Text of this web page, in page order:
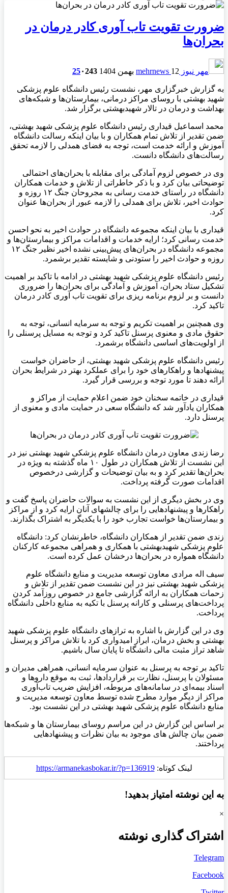
ضرورت تقویت تاب آوری کادر درمان در
بحران‌ها
مهر نیوز mehrnews 12 بهمن 1404 25۰243
به گزارش خبرگزاری مهر، نشست رئیس دانشگاه علوم پزشکی
شهید بهشتی با روسای مراکز درمانی، بیمارستان‌ها و شبکه‌های
بهداشت و درمان در تالار شهیدبهشتی برگزار شد.
محمد اسماعیل قیداری رئیس دانشگاه علوم پزشکی شهید بهشتی،
ضمن تقدیر از تلاش تمام همکاران و با بیان اینکه رسالت دانشگاه
آموزش و ارائه خدمت است، توجه به فضای همدلی را لازمه تحقق
رسالت‌های دانشگاه دانست.
وی در خصوص لزوم آمادگی برای مقابله با بحران‌های احتمالی
توضیحاتی بیان کرد و با ذکر خاطراتی از تلاش و خدمات همکاران
دانشگاه در راستای خدمت رسانی به مجروحان جنگ ۱۲ روزه و
حوادث اخیر، تلاش برای همدلی را لازمه عبور از بحران‌ها عنوان
کرد.
قیداری با بیان اینکه مجموعه دانشگاه در حوادث اخیر به نحو احسن
خدمت رسانی کرد؛ ارایه خدمات و اقدامات مراکز و بیمارستان‌ها و
مجموعه دانشگاه در بحران‌های پیش‌بینی نشده اخیر نظیر جنگ ۱۲
روزه و حوادث اخیر را ستودنی و شایسته تقدیر برشمرد.
رئیس دانشگاه علوم پزشکی شهید بهشتی در ادامه با تاکید بر اهمیت
تشکیل ستاد بحران، آموزش و آمادگی برای بحران‌ها را ضروری
دانست و بر لزوم برنامه ریزی برای تقویت تاب آوری کادر درمان
تاکید کرد.
وی همچنین بر اهمیت تکریم و توجه به سرمایه انسانی، توجه به
حقوق مادی و معنوی پرسنل تاکید کرد و توجه به مسایل پرسنلی را
از اولویت‌های اساسی دانشگاه برشمرد.
رئیس دانشگاه علوم پزشکی شهید بهشتی، از حاضران خواست
پیشنهادها و راهکارهای خود را برای عملکرد بهتر در شرایط بحران
ارائه دهند تا مورد توجه و بررسی قرار گیرد.
قیداری در خاتمه سخنان خود ضمن اعلام حمایت از مراکز و
همکاران یادآور شد که دانشگاه سعی در حمایت مادی و معنوی از
پرسنل دارد.
رضا زندی معاون درمان دانشگاه علوم پزشکی شهید بهشتی نیز در
این نشست از تلاش همکاران در طول ۱۰ ماه گذشته به ویژه در
بحران‌ها تقدیر کرد و به بیان توضیحات و گزارشی درخصوص
اقدامات صورت گرفته پرداخت.
وی در بخش دیگری از این نشست به سوالات حاضران پاسخ گفت و
راهکارها و پیشنهادهایی را برای چالشهای آنان ارایه کرد و از مراکز
و بیمارستان‌ها خواست تجارب خود را با یکدیگر به اشتراک بگذارند.
زندی ضمن تقدیر از همکاران دانشگاه، خاطرنشان کرد: دانشگاه
علوم پزشکی شهیدبهشتی با همکاری و همراهی مجموعه کارکنان
دانشگاه همواره در بحران‌ها درخشان عمل کرده است.
سیف اله مرادی معاون توسعه مدیریت و منابع دانشگاه علوم
پزشکی شهید بهشتی نیز در این نشست ضمن تقدیر از تلاش و
زحمات همکاران به ارائه گزارشی جامع در خصوص روزآمد کردن
پرداخت‌های پرسنلی و کارانه پرسنل با تکیه به منابع داخلی دانشگاه
پرداخت.
وی در این گزارش با اشاره به ترازهای دانشگاه علوم پزشکی شهید
بهشتی و بخش درمان، ابراز امیدواری کرد با تلاش مراکز و پرسنل
شاهد تراز مثبت مالی دانشگاه تا پایان سال باشیم.
تاکید بر توجه به پرسنل به عنوان سرمایه انسانی، همراهی مدیران و
مسئولان با پرسنل، نظارت بر قراردادها، ثبت به موقع داروها و
اسناد بیمه‌ای در سامانه‌های مربوطه، افزایش ضریب تاب‌آوری
مراکز از دیگر موارد مطرح شده توسط معاون توسعه مدیریت و
منابع دانشگاه علوم پزشکی شهید بهشتی در این نشست بود.
بر اساس این گزارش در این مراسم روسای بیمارستان ها و شبکه‌ها
ضمن بیان چالش های موجود به بیان نظرات و پیشنهادهایی
پرداختند.
لینک کوتاه:https://armanekasbokar.ir/?p=136919
به این نوشته امتیاز بدهید!
×
اشتراک گذاری نوشته
Telegram
Facebook